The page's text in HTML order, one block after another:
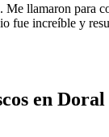
llamaron para
increíble y
en Doral